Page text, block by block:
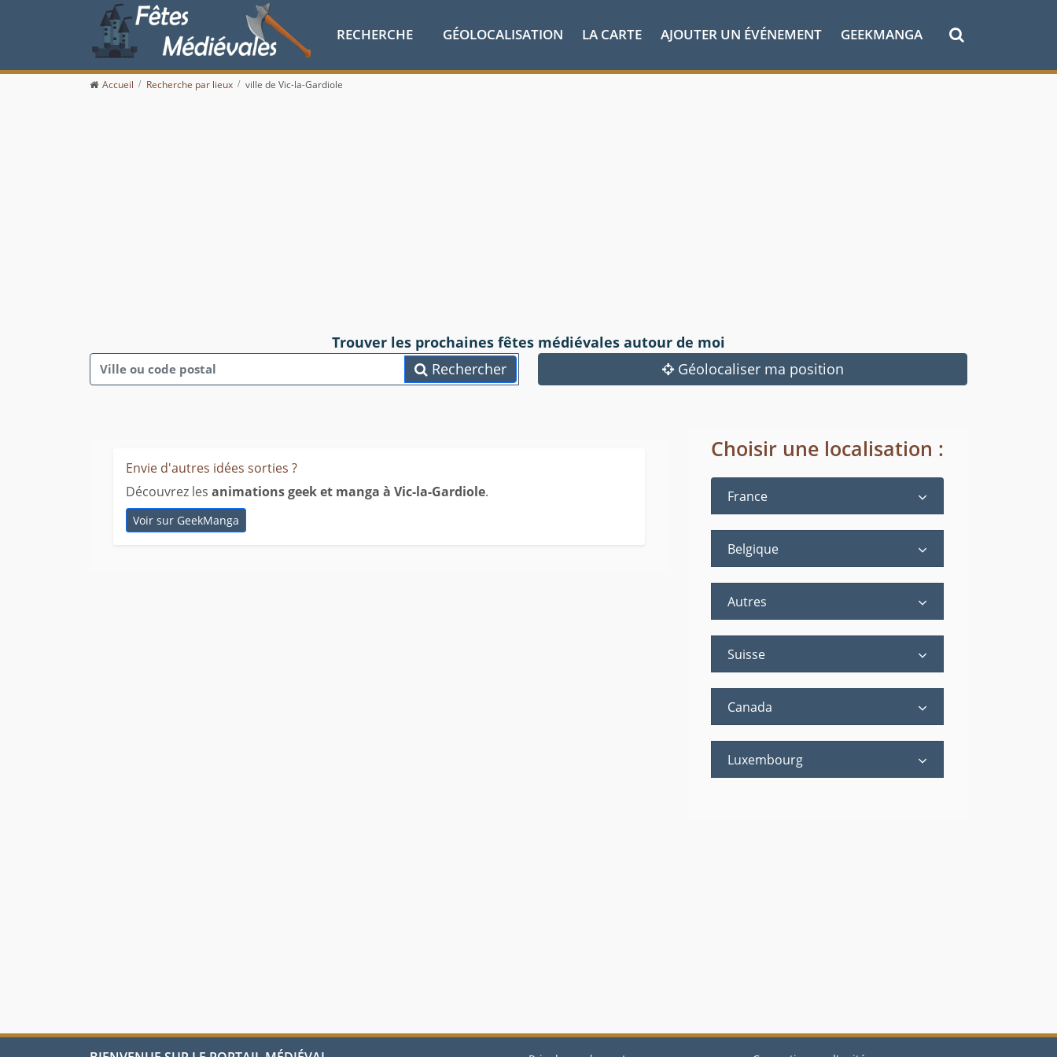
RECHERCHE GÉOLOCALISATION LA CARTE AJOUTER UN ÉVÉNEMENT GEEKMANGA
Accueil Recherche par lieux ville de Vic-la-Gardiole
Trouver les prochaines fêtes médiévales autour de moi
Rechercher
Géolocaliser ma position
Envie d'autres idées sorties ?
Découvrez les animations geek et manga à Vic-la-Gardiole.
Voir sur GeekManga
Choisir une localisation :
France
Belgique
Autres
Suisse
Canada
Luxembourg